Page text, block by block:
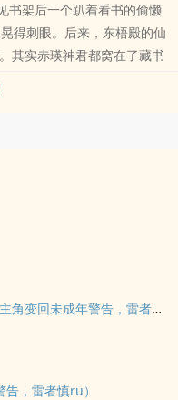
书架后一个趴着看书的偷懒
得刺眼。后来，东梧殿的仙
其实赤瑛神君都窝在了藏书
鸣在九重天里是一个随chu
一个破落门派得dao成仙，
侍。但小鸣很喜欢这份工
想着神君袍子下宽厚有力
欢这份工作了。--------------
现代番外已完结，IF线小
有点模糊，可是大家应该能
常收费，五章空白打赏章
，欢迎关注～《犯上》都
幻 NP）
IF线小ri常（十七）（年龄差、ti型差、主角变回未成年警告，雷者慎ru）
，雷者慎ru）